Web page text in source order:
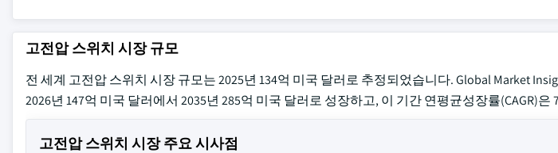
고전압 스위치 시장 규모
전 세계 고전압 스위치 시장 규모는 2025년 134억 미국 달러로 추정되었습니다. Global Market
2026년 147억 미국 달러에서 2035년 285억 미국 달러로 성장하고, 이 기간 연평균성장률(CAGR)은
고전압 스위치 시장 주요 시사점